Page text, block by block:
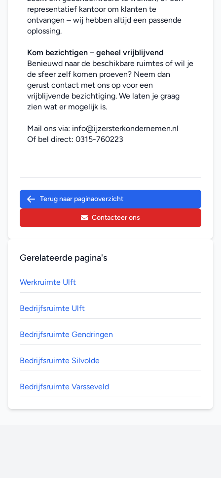
representatief kantoor om klanten te
ontvangen – wij hebben altijd een passende
oplossing.
Kom bezichtigen – geheel vrijblijvend
Benieuwd naar de beschikbare ruimtes of wil je
de sfeer zelf komen proeven? Neem dan
gerust contact met ons op voor een
vrijblijvende bezichtiging. We laten je graag
zien wat er mogelijk is.
Mail ons via: info@ijzersterkondernemen.nl
Of bel direct: 0315-760223
Terug naar paginaoverzicht
Contacteer ons
Gerelateerde pagina's
Werkruimte Ulft
Bedrijfsruimte Ulft
Bedrijfsruimte Gendringen
Bedrijfsruimte Silvolde
Bedrijfsruimte Varsseveld